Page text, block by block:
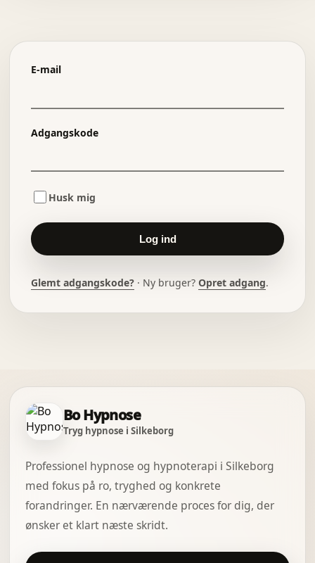
E-mail
Adgangskode
Husk mig
Log ind
Glemt adgangskode? · Ny bruger? Opret adgang.
Bo Hypnose
Tryg hypnose i Silkeborg
Professionel hypnose og hypnoterapi i Silkeborg
med fokus på ro, tryghed og konkrete
forandringer. En nærværende proces for dig, der
ønsker et klart næste skridt.